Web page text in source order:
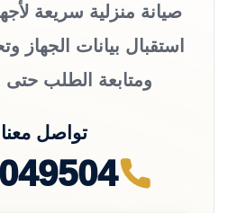
صيانة منزلية سريعة
استقبال بيانات الجهاز
ومتابعة الطلب حتى
تواصل معنا